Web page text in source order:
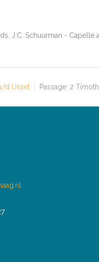
J.C. Schuurman -
d IJssel Passage: 2